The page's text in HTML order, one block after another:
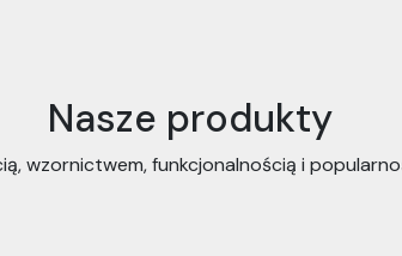
Nasze produkty
wzornictwem, funkcjonalnością i